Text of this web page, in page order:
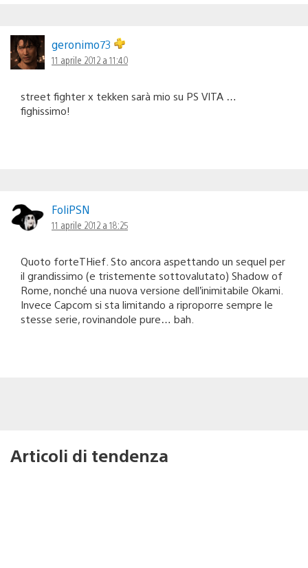
geronimo73
11 aprile 2012 a 11:40
street fighter x tekken sarà mio su PS VITA …
fighissimo!
FoliPSN
11 aprile 2012 a 18:25
Quoto forteTHief. Sto ancora aspettando un sequel per
il grandissimo (e tristemente sottovalutato) Shadow of
Rome, nonché una nuova versione dell’inimitabile Okami.
Invece Capcom si sta limitando a riproporre sempre le
stesse serie, rovinandole pure… bah.
Articoli di tendenza